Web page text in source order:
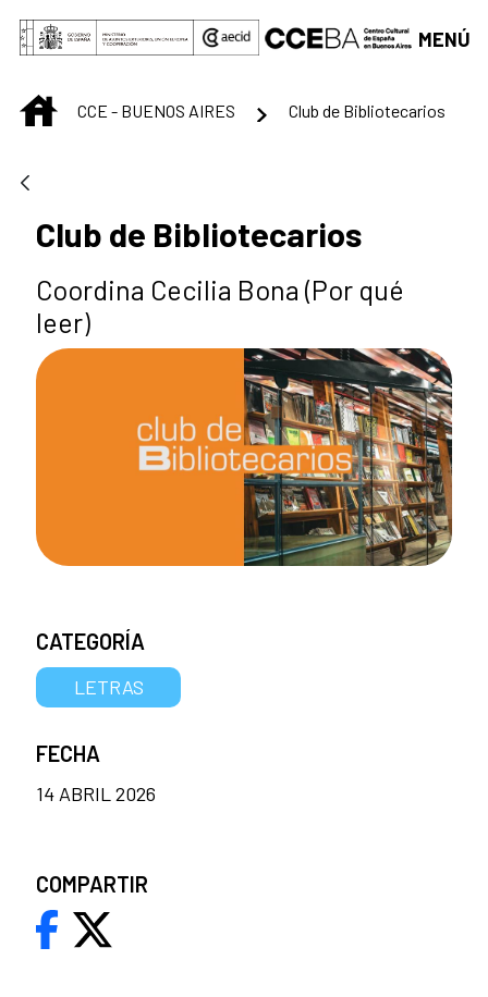
Saltar al contenido principal
MENÚ
INICIOCCE - BUENOS AIRES Club de Bibliotecarios
Club de Bibliotecarios
Coordina Cecilia Bona (Por qué
leer)
CATEGORÍA
LETRAS
FECHA
14 ABRIL 2026
COMPARTIR